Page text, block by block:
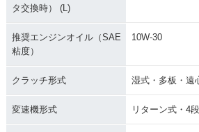
タ交換時） (L)
推奨エンジンオイル（SAE
粘度）
10W-30
クラッチ形式 湿式・多板・遠
変速機形式 リターン式・4